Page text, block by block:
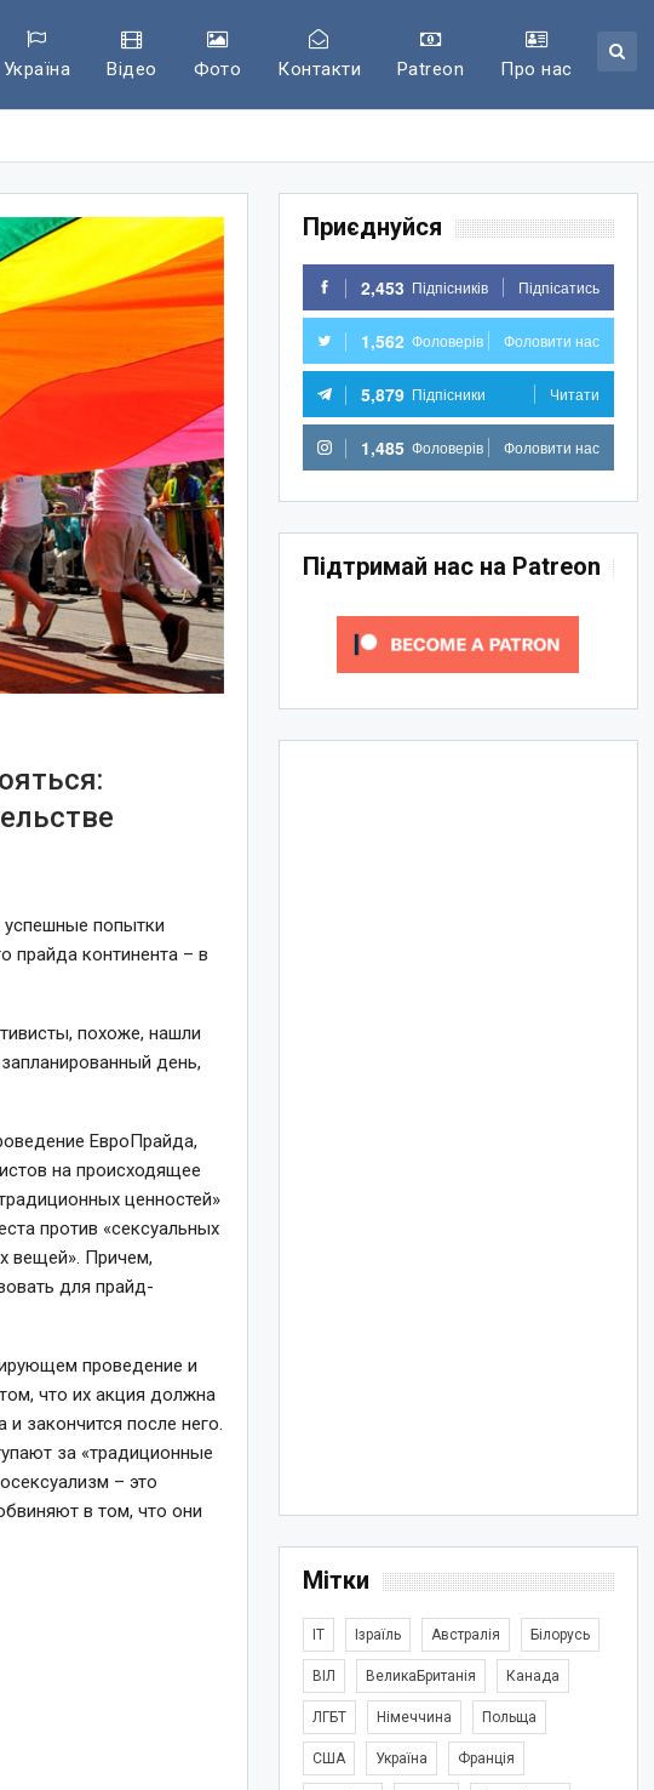
Україна Відео Фото Контакти Patreon Про нас
успешные попытки
прайда континента – в
похоже, нашли
день,
ЕвроПрайда,
на происходящее
ценностей»
против «сексуальных
вещей». Причем,
для прайд-
проведение и
что их акция должна
закончится после него.
за «традиционные
– это
в том, что они
Приєднуйся
2,453 Підпісників Підпісатись
1,562 Фоловерів Фоловити нас
5,879 Підпісники Читати
1,485 Фоловерів Фоловити нас
Підтримай нас на Patreon
Мітки
IT Ізраїль Австралія Білорусь
ВІЛ ВеликаБританія Канада
ЛГБТ Німеччина Польща
США Україна Франція